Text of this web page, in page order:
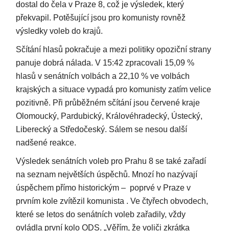
dostal do čela v Praze 8, což je výsledek, který
překvapil. Potěšující jsou pro komunisty rovněž
výsledky voleb do krajů.
Sčítání hlasů pokračuje a mezi politiky opoziční strany
panuje dobrá nálada. V 15:42 zpracovali 15,09 %
hlasů v senátních volbách a 22,10 % ve volbách
krajských a situace vypadá pro komunisty zatím velice
pozitivně. Při průběžném sčítání jsou červené kraje
Olomoucký, Pardubický, Královéhradecký, Ústecký,
Liberecký a Středočeský. Sálem se nesou další
nadšené reakce.
Výsledek senátních voleb pro Prahu 8 se také zařadí
na seznam největších úspěchů. Mnozí ho nazývají
úspěchem přímo historickým – poprvé v Praze v
prvním kole zvítězil komunista . Ve čtyřech obvodech,
které se letos do senátních voleb zařadily, vždy
ovládla první kolo ODS. „Věřím, že voliči zkrátka